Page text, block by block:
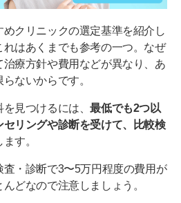
クリニックの選定基準を紹介し
はあくまでも参考の一つ。なぜ
療方針や費用などが異なり、あ
ないからです。
を見つけるには、最低でも2つ以
セリングや診断を受けて、比較検
す。
・診断で3〜5万円程度の費用が
どなので注意しましょう。